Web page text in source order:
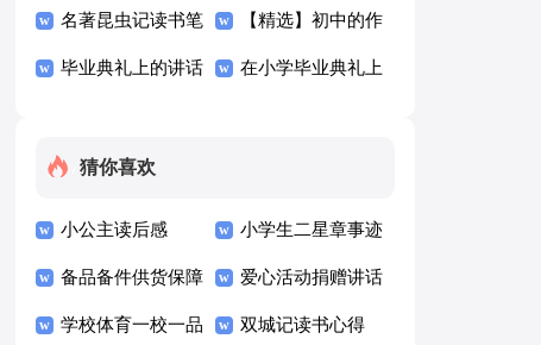
文300字四篇
名著昆虫记读书笔
记
【精选】初中的作
文300字汇总七篇
毕业典礼上的讲话 在小学毕业典礼上
猜你喜欢
小公主读后感 小学生二星章事迹
材料范文（通用10
篇）
备品备件供货保障
方案（通用10篇）
爱心活动捐赠讲话
稿
学校体育一校一品 双城记读书心得